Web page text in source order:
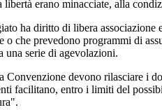
erano minacciate, alla
ha diritto di libera
o che prevedono programmi di
una serie di agevolazioni.
Convenzione devono rilasciare i
facilitano, entro i limiti del